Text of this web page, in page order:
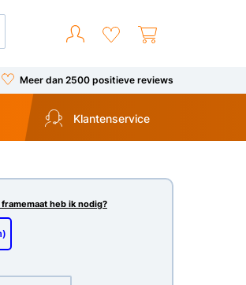
Meer dan 2500 positieve reviews
Klantenservice
framemaat heb ik nodig?